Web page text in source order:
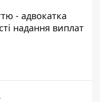
- адвокатка
надання виплат